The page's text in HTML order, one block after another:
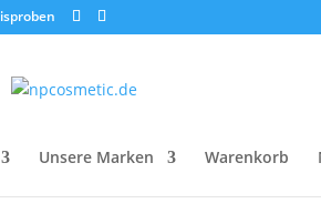
Unsere Marken Warenkorb